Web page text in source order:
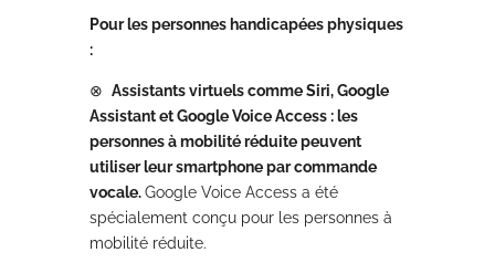
Pour les personnes handicapées physiques
:
⊗ Assistants virtuels comme Siri, Google
Assistant et Google Voice Access : les
personnes à mobilité réduite peuvent
utiliser leur smartphone par commande
vocale.Google Voice Access a été
spécialement conçu pour les personnes à
mobilité réduite.